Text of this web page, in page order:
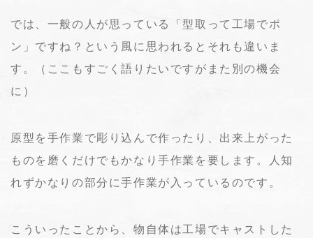
では、一般の人が思っている「型取って工場でポ
ン」ですね？という風に思われるとそれも違いま
す。（ここもすごく語りたいですがまた別の機会
に）
原型を手作業で彫り込んで作ったり、出来上がった
ものを磨くだけでもかなり手作業を要します。人知
れずかなりの部分に手作業が入っているのです。
こういったことから、物自体は工場でキャストした